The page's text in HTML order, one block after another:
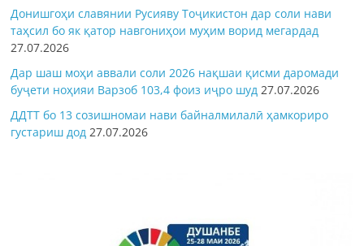
Донишгоҳи славянии Русияву Тоҷикистон дар соли нави
таҳсил бо як қатор навгониҳои муҳим ворид мегардад
27.07.2026
Дар шаш моҳи аввали соли 2026 нақшаи қисми даромади
буҷети ноҳияи Варзоб 103,4 фоиз иҷро шуд 27.07.2026
ДДТТ бо 13 созишномаи нави байналмилалӣ ҳамкориро
густариш дод 27.07.2026